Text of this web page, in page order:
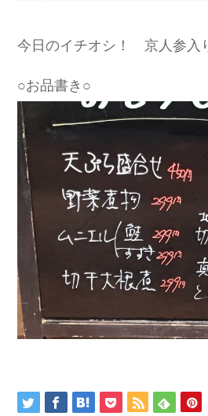
今日のイチオシ！ 京人参入
○お品書き○